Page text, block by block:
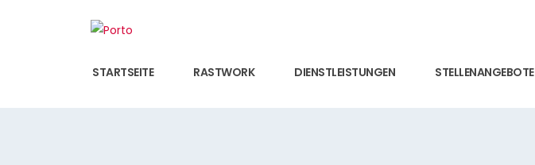
STARTSEITE RASTWORK DIENSTLEISTUNGEN STELLENANGEBOTE